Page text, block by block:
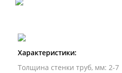
Характеристики:
Толщина стенки труб, мм: 2-7